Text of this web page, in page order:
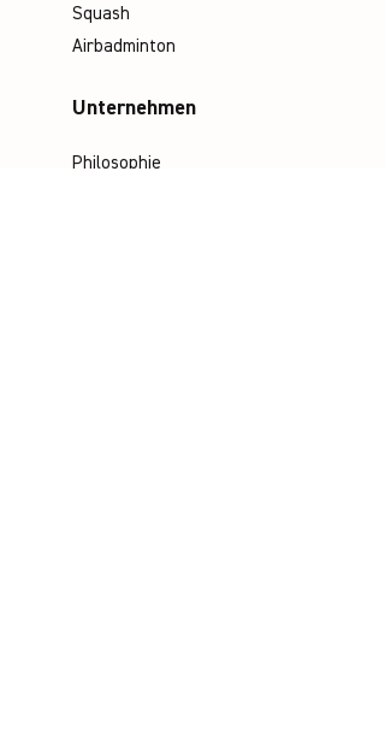
Squash
Airbadminton
Philosophie
Unternehmen